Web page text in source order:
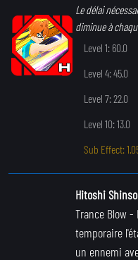
Le délai
diminue à
Level 1: 60.0
Level 4: 45.0
Level 7: 22.0
Level 10: 13.0
Sub Effect:
Hitoshi Shinso
Trance Blow-
temporaire
un ennemi